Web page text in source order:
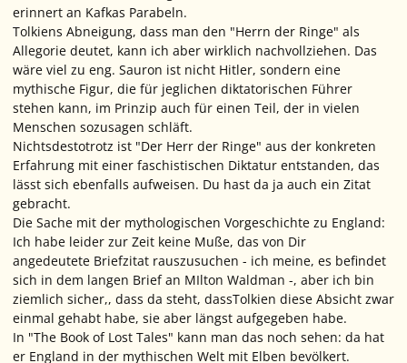
erinnert an Kafkas Parabeln.
Tolkiens Abneigung, dass man den "Herrn der Ringe" als
Allegorie deutet, kann ich aber wirklich nachvollziehen. Das
wäre viel zu eng. Sauron ist nicht Hitler, sondern eine
mythische Figur, die für jeglichen diktatorischen Führer
stehen kann, im Prinzip auch für einen Teil, der in vielen
Menschen sozusagen schläft.
Nichtsdestotrotz ist "Der Herr der Ringe" aus der konkreten
Erfahrung mit einer faschistischen Diktatur entstanden, das
lässt sich ebenfalls aufweisen. Du hast da ja auch ein Zitat
gebracht.
Die Sache mit der mythologischen Vorgeschichte zu England:
Ich habe leider zur Zeit keine Muße, das von Dir
angedeutete Briefzitat rauszusuchen - ich meine, es befindet
sich in dem langen Brief an MIlton Waldman -, aber ich bin
ziemlich sicher,, dass da steht, dassTolkien diese Absicht zwar
einmal gehabt habe, sie aber längst aufgegeben habe.
In "The Book of Lost Tales" kann man das noch sehen: da hat
er England in der mythischen Welt mit Elben bevölkert.